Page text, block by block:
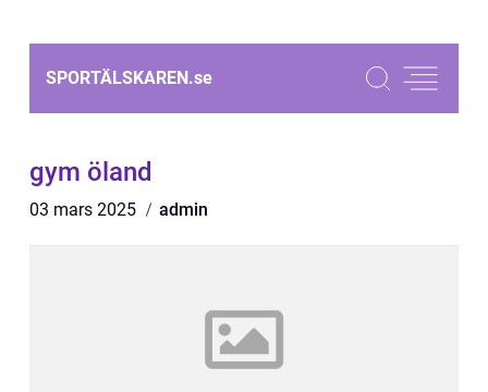
SPORTÄLSKAREN.se
gym öland
03 mars 2025 admin